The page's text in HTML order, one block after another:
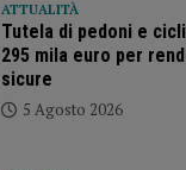
ATTUALITÀ
Tutela di pedoni e
295 mila euro per
sicure
5 Agosto 2026